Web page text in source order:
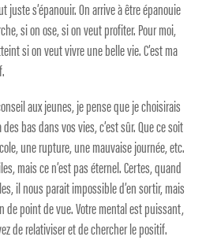
juste s’épanouir. On arrive à être épanouie
si on ose, si on veut profiter. Pour moi,
si on veut vivre une belle vie. C’est ma
aux jeunes, je pense que je choisirais
bas dans vos vies, c’est sûr. Que ce soit
une rupture, une mauvaise journée, etc.
mais ce n’est pas éternel. Certes, quand
il nous parait impossible d’en sortir, mais
de point de vue. Votre mental est puissant,
de relativiser et de chercher le positif.